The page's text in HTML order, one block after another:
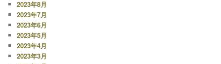
2023年8月
2023年7月
2023年6月
2023年5月
2023年4月
2023年3月